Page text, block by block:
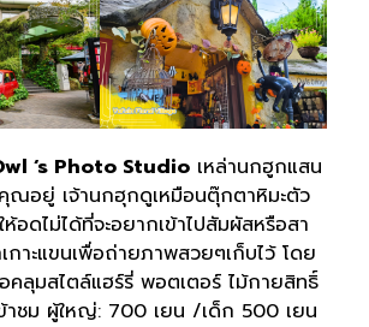
‘s Photo Studio เหล่านกฮูกแสน
ณอยู่ เจ้านกฮุกดูเหมือนตุ๊กตาหิมะตัว
อดไม่ได้ที่จะอยากเข้าไปสัมผัสหรือสา
กาะแขนเพื่อถ่ายภาพสวยๆเก็บไว้ โดย
คลุมสไตล์แฮร์รี่ พอตเตอร์ ไม้กายสิทธิ์
าชม ผู้ใหญ่: 700 เยน /เด็ก 500 เยน